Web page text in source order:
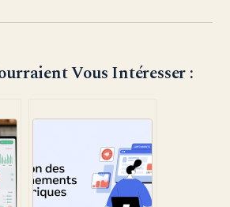
Vous Intéresser :